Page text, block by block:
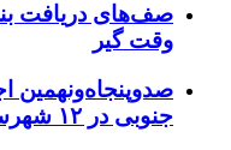
صف‌های دریافت
وقت گیر
صدوپنجاه‌ونهمین
جنوبی در ۱۲ شهرستان برگزار شد